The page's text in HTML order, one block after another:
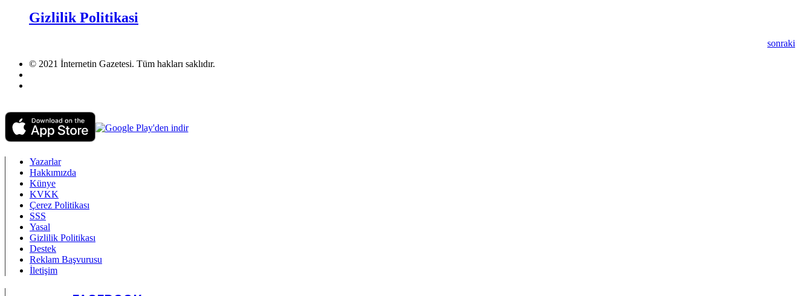
Gizlilik Politikasi
sonraki
© 2021 İnternetin Gazetesi. Tüm hakları saklıdır.
Yazarlar
Hakkımızda
Künye
KVKK
Çerez Politikası
SSS
Yasal
Gizlilik Politikası
Destek
Reklam Başvurusu
İletişim